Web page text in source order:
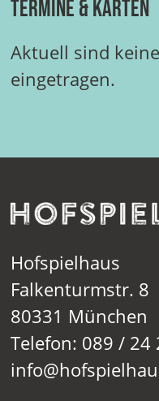
Termine & Karten
Aktuell sind
eingetragen.
Hofspielhaus
Falkenturmstr. 8
80331 München
Telefon: 089 / 24